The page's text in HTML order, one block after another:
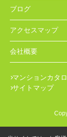
ブログ
アクセスマップ
会社概要
マンションカタ
サイトマップ